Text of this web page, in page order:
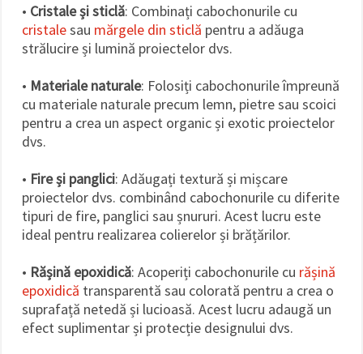
• Cristale și sticlă: Combinați cabochonurile cu
cristalesau mărgele din sticlă pentru a adăuga
strălucire și lumină proiectelor dvs.
• Materiale naturale: Folosiți cabochonurile împreună
cu materiale naturale precum lemn, pietre sau scoici
pentru a crea un aspect organic și exotic proiectelor
dvs.
• Fire și panglici: Adăugați textură și mișcare
proiectelor dvs. combinând cabochonurile cu diferite
tipuri de fire, panglici sau șnururi. Acest lucru este
ideal pentru realizarea colierelor și brățărilor.
• Rășină epoxidică: Acoperiți cabochonurile cu rășină
epoxidică transparentă sau colorată pentru a crea o
suprafață netedă și lucioasă. Acest lucru adaugă un
efect suplimentar și protecție designului dvs.